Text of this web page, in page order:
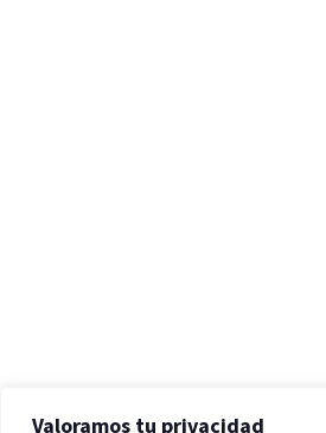
Valoramos tu privacidad